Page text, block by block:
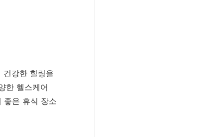
건강한 힐링을
한 헬스케어
좋은 휴식 장소